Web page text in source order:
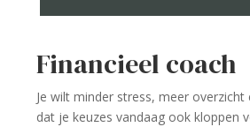
Financieel coach
Je wilt minder stress, meer overzicht
dat je keuzes vandaag ook kloppen